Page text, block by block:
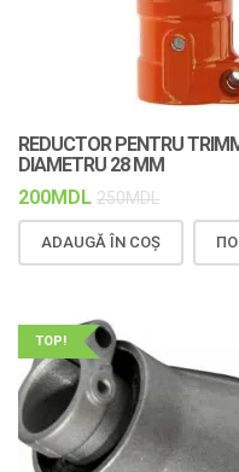
REDUCTOR PENTRU
DIAMETRU 28 MM
200MDL 250MDL
ADAUGĂ ÎN COȘ
TOP!